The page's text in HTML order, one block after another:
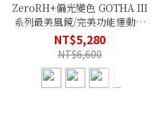
ZeroRH+偏光變色 GOTHA III
系列最美風鏡/完美功能運動眼
鏡
NT$5,280
NT$6,600